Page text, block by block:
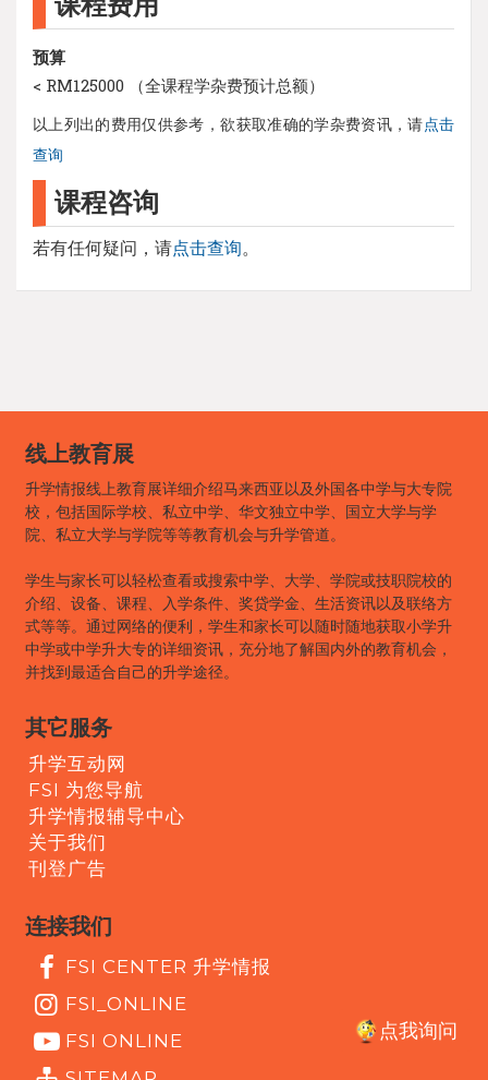
预算
< RM125000 （全课程学杂费预计总额）
以上列出的费用仅供参考，欲获取准确的学杂费资讯，请点击
查询
课程咨询
若有任何疑问，请点击查询。
点我询问
线上教育展
升学情报线上教育展详细介绍马来西亚以及外国各中学与大专院
校，包括国际学校、私立中学、华文独立中学、国立大学与学
院、私立大学与学院等等教育机会与升学管道。
学生与家长可以轻松查看或搜索中学、大学、学院或技职院校的
介绍、设备、课程、入学条件、奖贷学金、生活资讯以及联络方
式等等。通过网络的便利，学生和家长可以随时随地获取小学升
中学或中学升大专的详细资讯，充分地了解国内外的教育机会，
并找到最适合自己的升学途径。
其它服务
升学互动网
FSI 为您导航
升学情报辅导中心
关于我们
刊登广告
连接我们
FSI CENTER 升学情报
FSI_ONLINE
FSI ONLINE